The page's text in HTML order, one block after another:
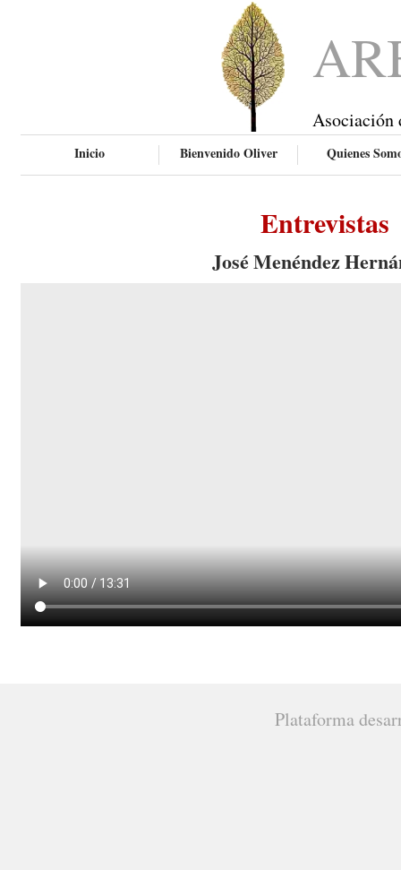
Asociación
Inicio Bienvenido Oliver Quienes
Entrevistas
José Menéndez
Plataforma